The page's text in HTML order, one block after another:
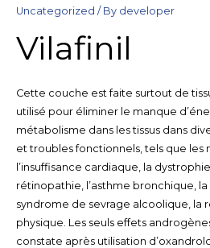
Uncategorized / By developer
Vilafinil
Cette couche est faite surtout de
utilisé pour éliminer le manque
métabolisme dans les tissus dans
et troubles fonctionnels, tels que les
l’insuffisance cardiaque, la
rétinopathie, l’asthme bronchique,
syndrome de sevrage alcoolique, la
physique. Les seuls effets
constate après utilisation